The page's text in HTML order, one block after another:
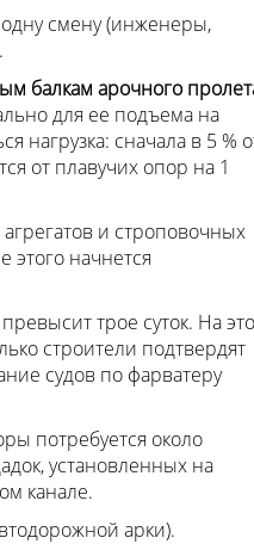
смену (инженеры,
балкам арочного
для ее подъема на
нагрузка: сначала в 5 %
от плавучих опор на 1
и строповочных
этого начнется
трое суток. На это
строители подтвердят
судов по фарватеру
потребуется около
установленных на
канале.
арки).